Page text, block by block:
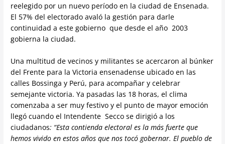
reelegido por un nuevo período en la ciudad de Ensenada.
El 57% del electorado avaló la gestión para darle
continuidad a este gobierno que desde el año 2003
gobierna la ciudad.
Una multitud de vecinos y militantes se acercaron al búnker
del Frente para la Victoria ensenadense ubicado en las
calles Bossinga y Perú, para acompañar y celebrar
semejante victoria. Ya pasadas las 18 horas, el clima
comenzaba a ser muy festivo y el punto de mayor emoción
llegó cuando el Intendente Secco se dirigió a los
ciudadanos: “Esta contienda electoral es la más fuerte que
hemos vivido en estos años que nos tocó gobernar. El pueblo de